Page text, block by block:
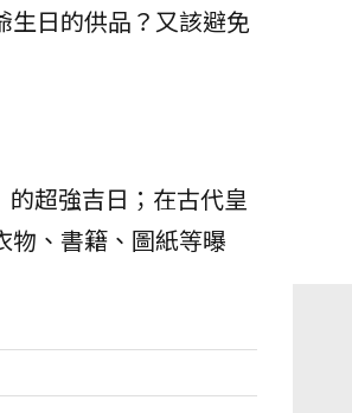
生日的供品？又該避免
超強吉日；在古代皇
物、書籍、圖紙等曝